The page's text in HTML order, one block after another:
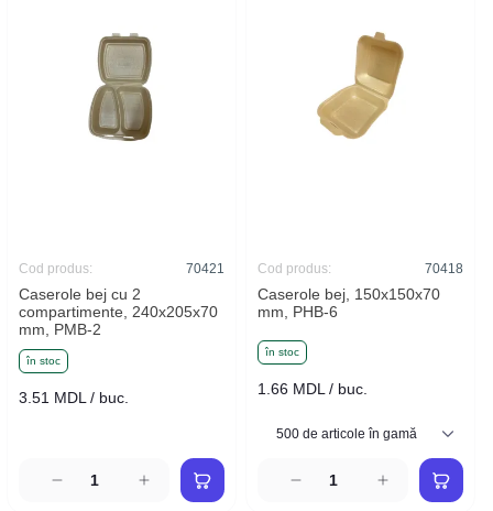
în stoc
Caserole bej cu 2
compartimente, 240x205x70
mm, PMB-2
Cod produs: 70421
3.51 MDL / buc.
în stoc
Caserole bej, 150x150x70
mm, PHB-6
Cod produs: 70418
1.66 MDL / buc.